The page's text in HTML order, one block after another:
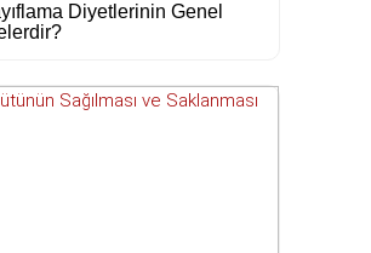
Diyetlerinin Genel